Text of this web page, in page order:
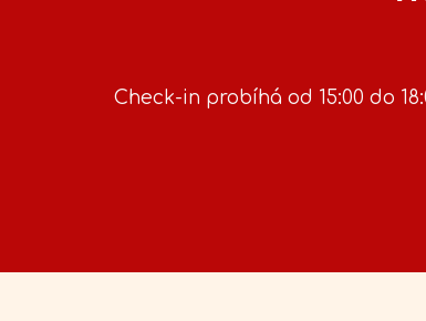
Check-in probíhá od 15:00 do